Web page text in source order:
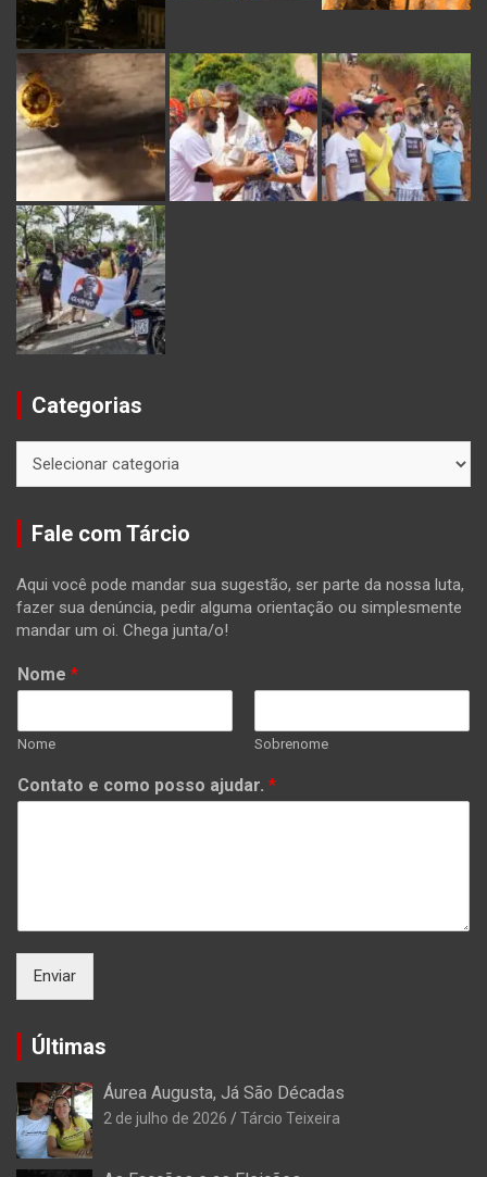
Categorias
Fale com Tárcio
Aqui você pode mandar sua sugestão, ser parte da nossa luta,
fazer sua denúncia, pedir alguma orientação ou simplesmente
mandar um oi. Chega junta/o!
Nome *
Nome Sobrenome
Contato e como posso ajudar. *
Enviar
Últimas
Áurea Augusta, Já São Décadas
2 de julho de 2026 Tárcio Teixeira